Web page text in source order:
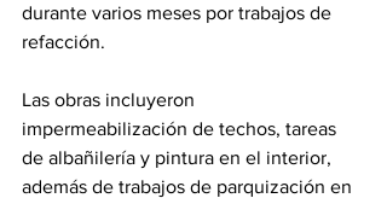
durante varios meses por trabajos de
refacción.
Las obras incluyeron
impermeabilización de techos, tareas
de albañilería y pintura en el interior,
además de trabajos de parquización en